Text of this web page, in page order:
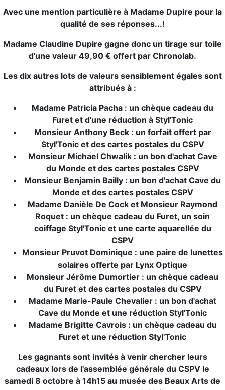
Avec une mention particulière à Madame Dupire pour la
qualité de ses réponses...!
Madame Claudine Dupire gagne donc un tirage sur toile
d'une valeur 49,90 € offert par Chronolab.
Les dix autres lots de valeurs sensiblement égales sont
attribués à :
Madame Patricia Pacha : un chèque cadeau du
Furet et d'une réduction à Styl'Tonic
Monsieur Anthony Beck : un forfait offert par
Styl'Tonic et des cartes postales du CSPV
Monsieur Michael Chwalik : un bon d'achat Cave
du Monde et des cartes postales CSPV
Monsieur Benjamin Bailly : un bon d'achat Cave du
Monde et des cartes postales CSPV
Madame Danièle De Cock et Monsieur Raymond
Roquet : un chèque cadeau du Furet, un soin
coiffage Styl'Tonic et une carte aquarellée du
CSPV
Monsieur Pruvot Dominique : une paire de lunettes
solaires offerte par Lynx Optique
Monsieur Jérôme Dumortier : un chèque cadeau
du Furet et des cartes postales du CSPV
Madame Marie-Paule Chevalier : un bon d'achat
Cave du Monde et une réduction Styl'Tonic
Madame Brigitte Cavrois : un chèque cadeau du
Furet et une réduction Styl'Tonic
Les gagnants sont invités à venir chercher leurs
cadeaux lors de l'assemblée générale du CSPV le
samedi 8 octobre à 14h15 au musée des Beaux Arts de